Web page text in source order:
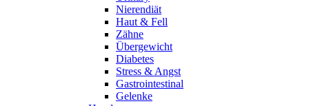
Nierendiät
Haut & Fell
Zähne
Übergewicht
Diabetes
Stress & Angst
Gastrointestinal
Gelenke